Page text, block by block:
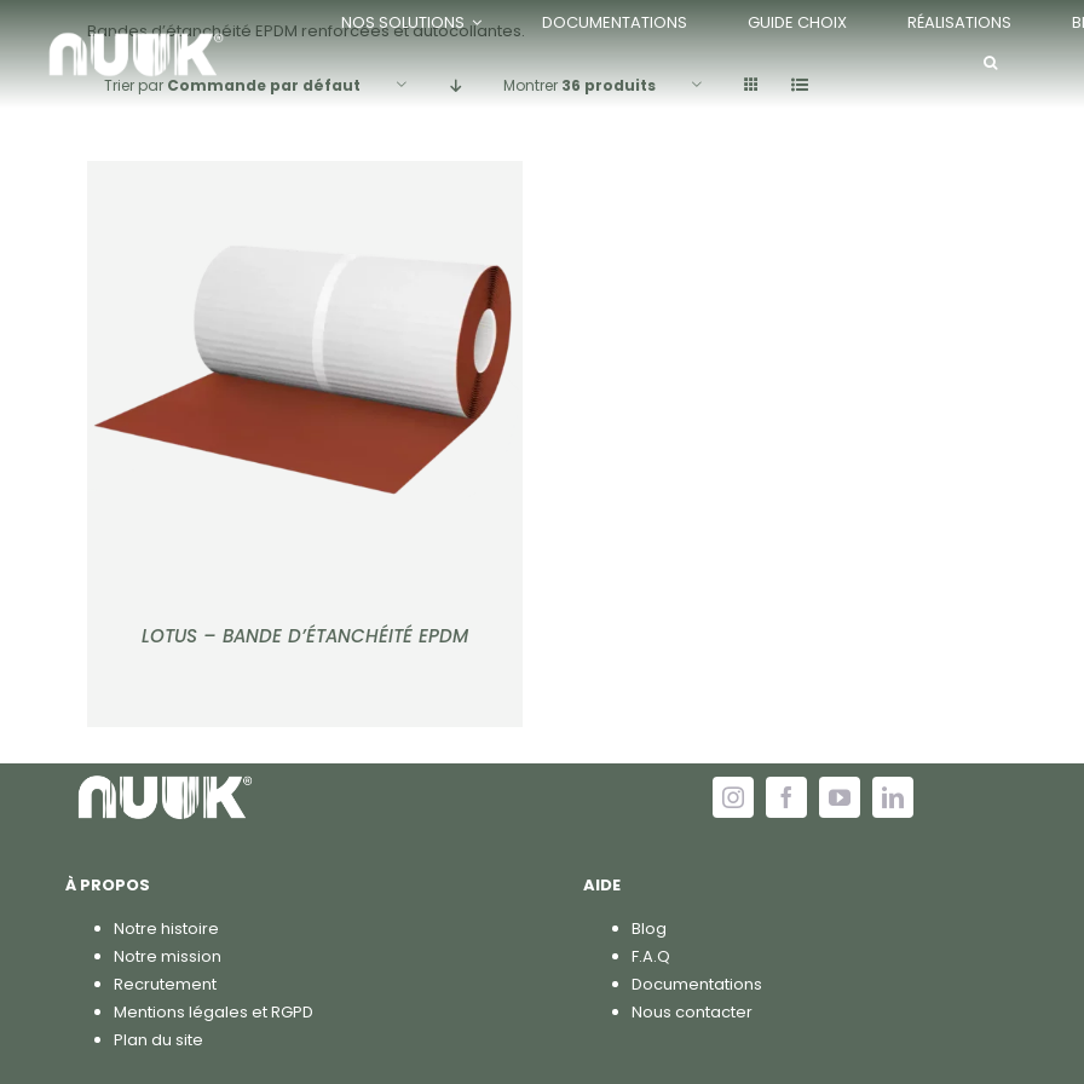
NOS SOLUTIONS DOCUMENTATIONS GUIDE CHOIX RÉALISATIONS
Bandes d’étanchéité EPDM renforcées et autocollantes.
Trier par Commande par défaut Montrer 36 produits
Note5.00sur
APERÇU
LOTUS – BANDE D’ÉTANCHÉITÉ EPDM
À PROPOS
Notre histoire
Notre mission
Recrutement
Mentions légales et RGPD
Plan du site
AIDE
Blog
F.A.Q
Documentations
Nous contacter